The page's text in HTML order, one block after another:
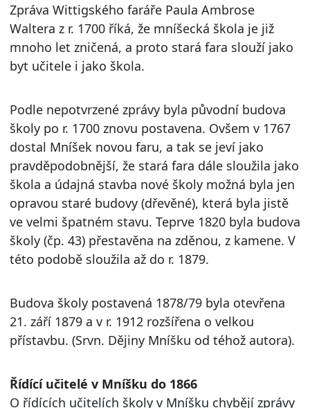
Zpráva Wittigského faráře Paula Ambrose
Waltera z r. 1700 říká, že mníšecká škola je již
mnoho let zničená, a proto stará fara slouží jako
byt učitele i jako škola.
Podle nepotvrzené zprávy byla původní budova
školy po r. 1700 znovu postavena. Ovšem v 1767
dostal Mníšek novou faru, a tak se jeví jako
pravděpodobnější, že stará fara dále sloužila jako
škola a údajná stavba nové školy možná byla jen
opravou staré budovy (dřevěné), která byla jistě
ve velmi špatném stavu. Teprve 1820 byla budova
školy (čp. 43) přestavěna na zděnou, z kamene. V
této podobě sloužila až do r. 1879.
Budova školy postavená 1878/79 byla otevřena
21. září 1879 a v r. 1912 rozšířena o velkou
přístavbu. (Srvn. Dějiny Mníšku od téhož autora).
Řídící učitelé v Mníšku do 1866
O řídících učitelích školy v Mníšku chybějí zprávy